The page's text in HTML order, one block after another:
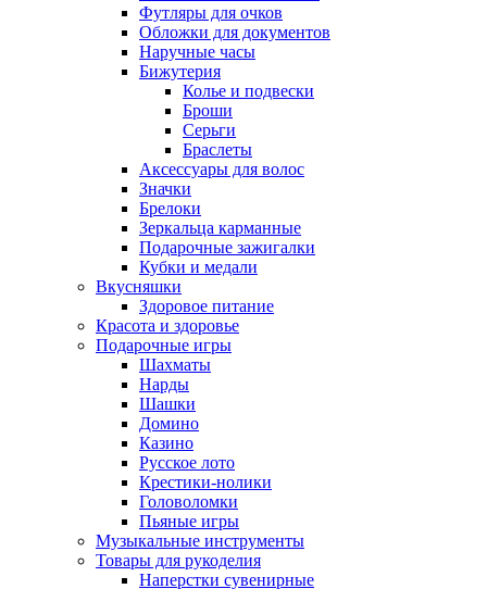
Футляры для очков
Обложки для документов
Наручные часы
Бижутерия
Колье и подвески
Броши
Серьги
Браслеты
Аксессуары для волос
Значки
Брелоки
Зеркальца карманные
Подарочные зажигалки
Кубки и медали
Вкусняшки
Здоровое питание
Красота и здоровье
Подарочные игры
Шахматы
Нарды
Шашки
Домино
Казино
Русское лото
Крестики-нолики
Головоломки
Пьяные игры
Музыкальные инструменты
Товары для рукоделия
Наперстки сувенирные